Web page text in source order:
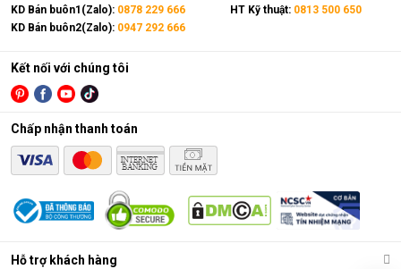
Điều hòa di động là gì?
Các chức năng chính của máy bao gồm: Làm lạnh, quạt gió,
KD Bán buôn1(Zalo): 0878 229 666
KD Bán buôn2(Zalo): 0947 292 666
HT Kỹ thuật: 0813 500 650
Hỗ trợ khách hàng
Kết nối với chúng tôi
Chấp nhận thanh toán